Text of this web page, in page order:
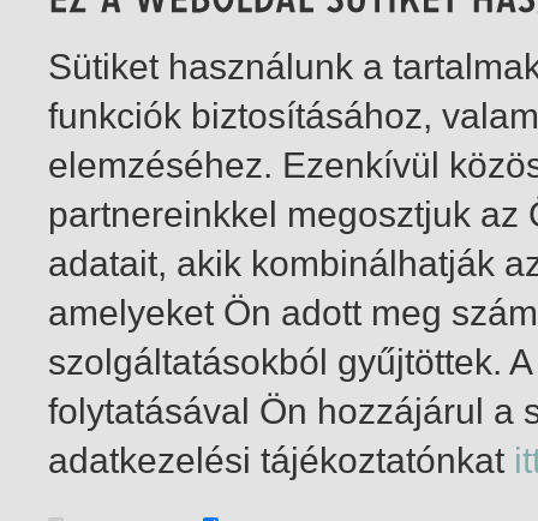
1-2 / összesen 2 találat
Sütiket használunk a
funkciók biztosításához,
elemzéséhez. Ezenkívül
partnereinkkel megosztjuk
adatait, akik kombinálhatják
amelyeket Ön adott meg
szolgáltatásokból gyűjtöttek.
folytatásával Ön hozzájárul a
adatkezelési tájékoztatónkat